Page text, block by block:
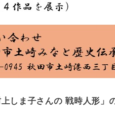
上しま子さんの 戦時人形」